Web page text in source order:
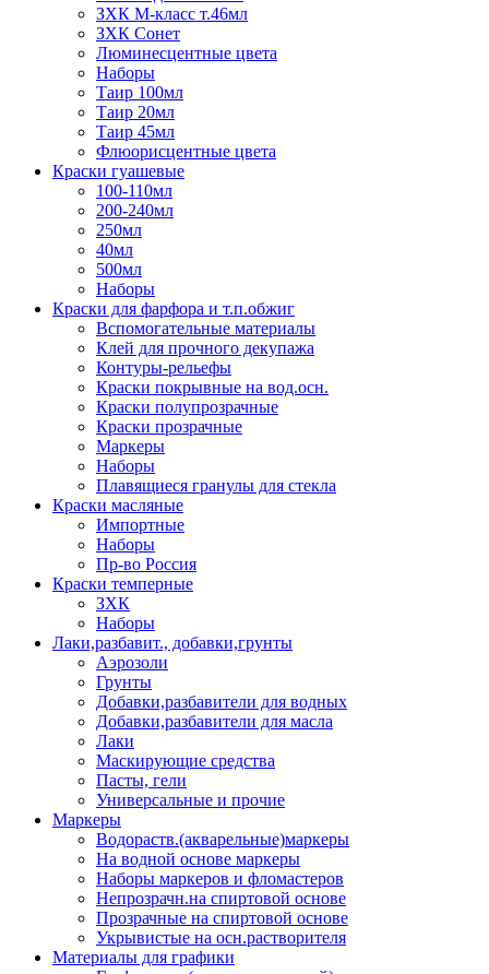
ЗХК М-класс т.46мл
ЗХК Сонет
Люминесцентные цвета
Наборы
Таир 100мл
Таир 20мл
Таир 45мл
Флюорисцентные цвета
Краски гуашевые
100-110мл
200-240мл
250мл
40мл
500мл
Наборы
Краски для фарфора и т.п.обжиг
Вспомогательные материалы
Клей для прочного декупажа
Контуры-рельефы
Краски покрывные на вод.осн.
Краски полупрозрачные
Краски прозрачные
Маркеры
Наборы
Плавящиеся гранулы для стекла
Краски масляные
Импортные
Наборы
Пр-во Россия
Краски темперные
ЗХК
Наборы
Лаки,разбавит., добавки,грунты
Аэрозоли
Грунты
Добавки,разбавители для водных
Добавки,разбавители для масла
Лаки
Маскирующие средства
Пасты, гели
Универсальные и прочие
Маркеры
Водораств.(акварельные)маркеры
На водной основе маркеры
Наборы маркеров и фломастеров
Непрозрачн.на спиртовой основе
Прозрачные на спиртовой основе
Укрывистые на осн.растворителя
Материалы для графики